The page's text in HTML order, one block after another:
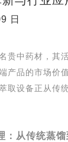
日
贵中药材，其
产品的市场价
取设备正从传
：从传统蒸